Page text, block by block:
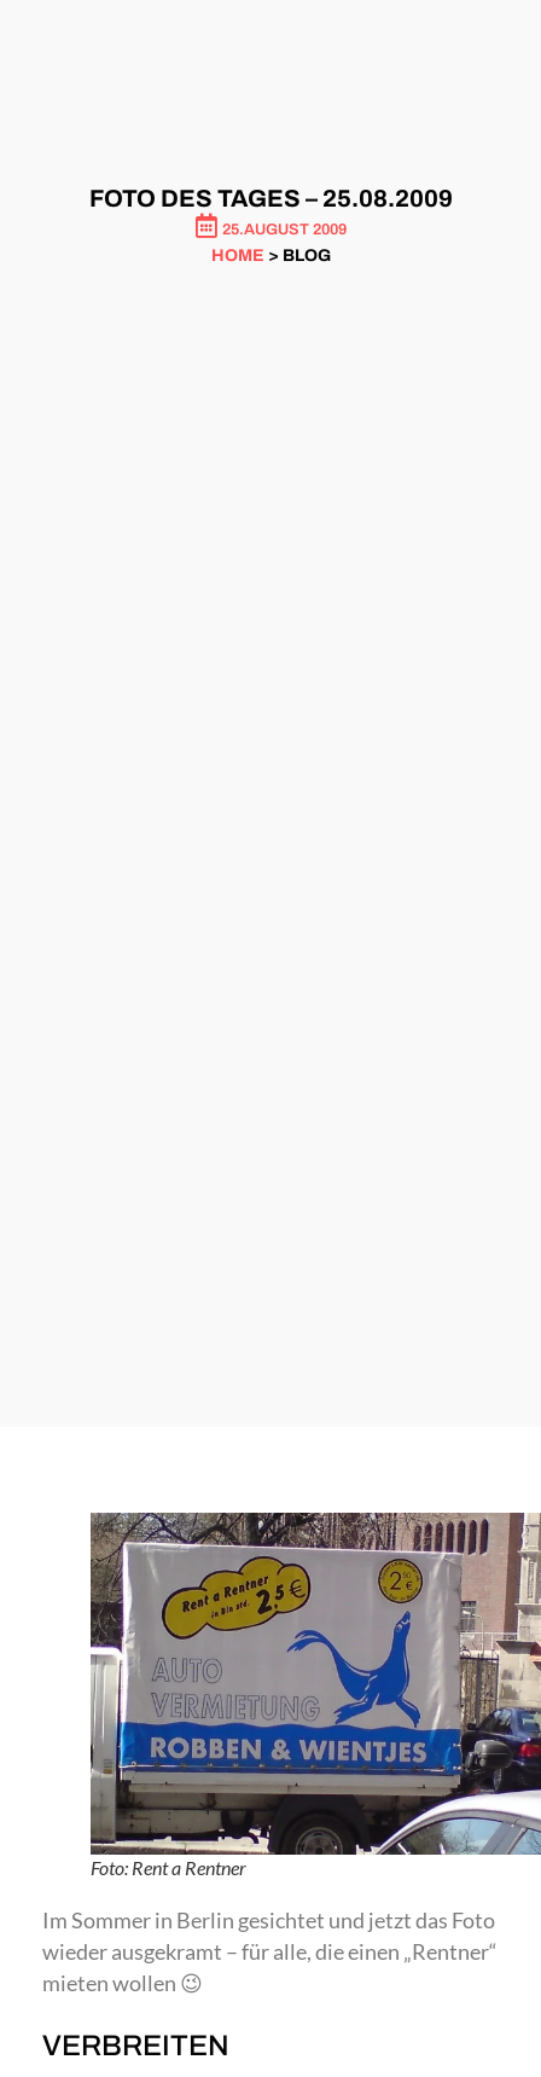
FOTO DES TAGES – 25.08.2009
25.AUGUST 2009
HOME > BLOG
Foto: Rent a Rentner
Im Sommer in Berlin gesichtet und jetzt das Foto
wieder ausgekramt – für alle, die einen „Rentner“
mieten wollen 😉
VERBREITEN